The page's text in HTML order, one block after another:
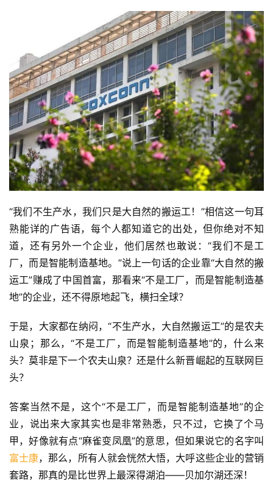
“我们不生产水，我们只是大自然的搬运工！”相信这一句耳
熟能详的广告语，每个人都知道它的出处，但你绝对不知
道，还有另外一个企业，他们居然也敢说：“我们不是工
厂，而是智能制造基地。”说上一句话的企业靠“大自然的搬
运工”赚成了中国首富，那看来“不是工厂，而是智能制造基
地”的企业，还不得原地起飞，横扫全球？
于是，大家都在纳闷，“不生产水，大自然搬运工”的是农夫
山泉；那么，“不是工厂，而是智能制造基地”的，什么来
头？莫非是下一个农夫山泉？还是什么新晋崛起的互联网巨
头？
答案当然不是，这个“不是工厂，而是智能制造基地”的企
业，说出来大家其实也是非常熟悉，只不过，它换了个马
甲，好像就有点“麻雀变凤凰”的意思，但如果说它的名字叫
富士康，那么，所有人就会恍然大悟，大呼这些企业的营销
套路，那真的是比世界上最深得湖泊——贝加尔湖还深！